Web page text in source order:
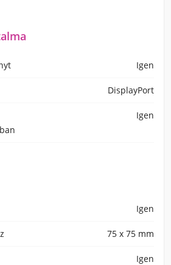
Igen
DisplayPort
Igen
Igen
75 x 75 mm
Igen